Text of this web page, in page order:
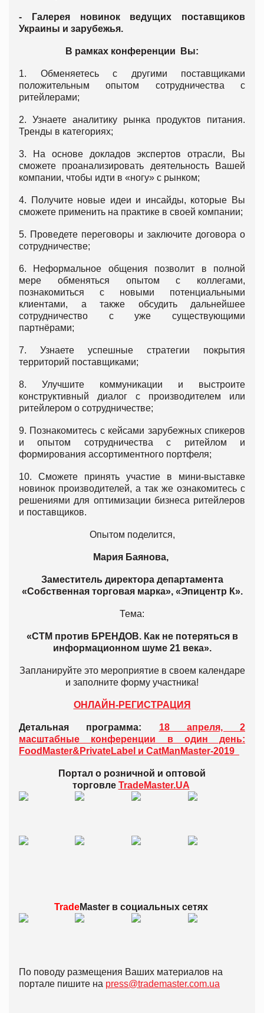
- Галерея новинок ведущих поставщиков
Украины и зарубежья.
В рамках конференции Вы:
1. Обменяетесь с другими поставщиками
положительным опытом сотрудничества с
ритейлерами;
2. Узнаете аналитику рынка продуктов питания.
Тренды в категориях;
3. На основе докладов экспертов отрасли, Вы
сможете проанализировать деятельность Вашей
компании, чтобы идти в «ногу» с рынком;
4. Получите новые идеи и инсайды, которые Вы
сможете применить на практике в своей компании;
5. Проведете переговоры и заключите договора о
сотрудничестве;
6. Неформальное общения позволит в полной
мере обменяться опытом с коллегами,
познакомиться с новыми потенциальными
клиентами, а также обсудить дальнейшее
сотрудничество с уже существующими
партнёрами;
7. Узнаете успешные стратегии покрытия
территорий поставщиками;
8. Улучшите коммуникации и выстроите
конструктивный диалог с производителем или
ритейлером о сотрудничестве;
9. Познакомитесь с кейсами зарубежных спикеров
и опытом сотрудничества с ритейлом и
формирования ассортиментного портфеля;
10. Cможете принять участие в мини-выставке
новинок производителей, а так же ознакомитесь с
решениями для оптимизации бизнеса ритейлеров
и поставщиков.
Опытом поделится,
Мария Баянова,
Заместитель директора департамента
«Собственная торговая марка», «Эпицентр К».
Тема:
«СТМ против БРЕНДОВ. Как не потеряться в
информационном шуме 21 века».
Запланируйте это мероприятие в своем календаре
и заполните форму участника!
ОНЛАЙН-РЕГИСТРАЦИЯ
Детальная программа: 18 апреля, 2
масштабные конференции в один день:
FoodMaster&PrivateLabel и CatManMaster-2019
Портал о розничной и оптовой
торговле TradeMaster.UA
TradeMaster всоциальных сетях
По поводу размещения Ваших материалов на
портале пишите на press@trademaster.com.ua